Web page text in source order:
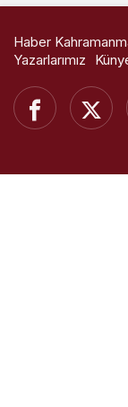
Haber
Yazarlarımız